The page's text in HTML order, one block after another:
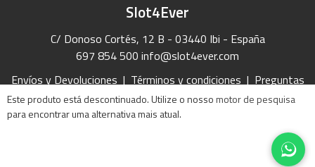
Este produto está descontinuado. Utilize o nossomotor de pesquisa
para encontrar uma alternativa mais atual.
Slot4Ever
C/ Donoso Cortés, 12 B - 03440 Ibi - España
697 854 500 info@slot4ever.com
Envíos y Devoluciones | Términos y condiciones | Preguntas
Frecuentes |Contacto
Aviso Legal